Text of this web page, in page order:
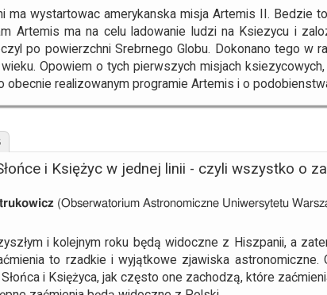
ma wystartowac amerykanska misja Artemis II.
Artemis ma na celu ladowanie ludzi na Ksiezycu i
po powierzchni Srebrnego Globu. Dokonano tego w
Opowiem o tych pierwszych misjach
obecnie realizowanym programie Artemis i o
i Księżyc w jednej linii - czyli wszystko o
(Obserwatorium Astronomiczne Uniwersytetu
i kolejnym roku będą widoczne z Hiszpanii, a
to rzadkie i wyjątkowe zjawiska
i Księżyca, jak często one zachodzą, które